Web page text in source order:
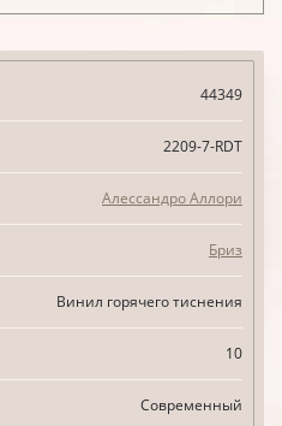
44349
2209-7-RDT
Алессандро Аллори
Бриз
Винил горячего тиснения
10
Современный